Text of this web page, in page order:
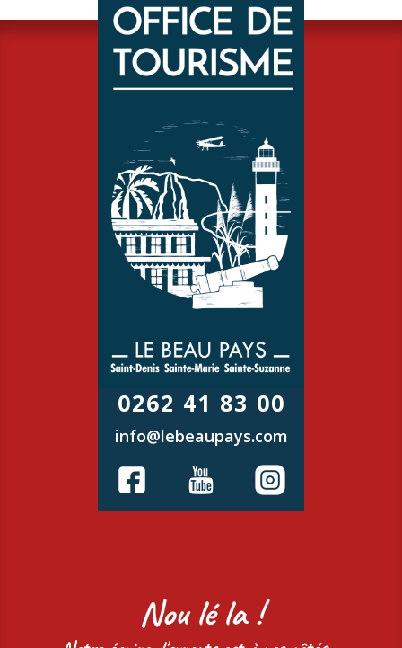
0262 41 83 00
info@lebeaupays.com
Nou lé la !